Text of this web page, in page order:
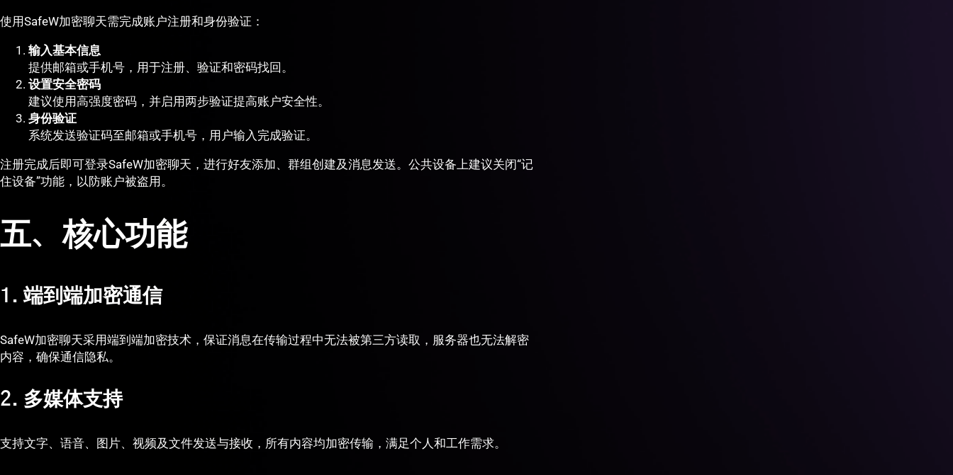
使用SafeW加密聊天需完成账户注册和身份验证：
输入基本信息
提供邮箱或手机号，用于注册、验证和密码找回。
设置安全密码
建议使用高强度密码，并启用两步验证提高账户安全性。
身份验证
系统发送验证码至邮箱或手机号，用户输入完成验证。
注册完成后即可登录SafeW加密聊天，进行好友添加、群组创建及消息发送。公共设备上建议关闭“记
住设备”功能，以防账户被盗用。
五、核心功能
1. 端到端加密通信
SafeW加密聊天采用端到端加密技术，保证消息在传输过程中无法被第三方读取，服务器也无法解密
内容，确保通信隐私。
2. 多媒体支持
支持文字、语音、图片、视频及文件发送与接收，所有内容均加密传输，满足个人和工作需求。